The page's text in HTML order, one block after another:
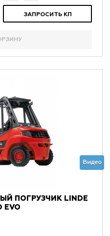
ЗАПРОСИТЬ КП
Видео
ПОГРУЗЧИК LINDE
EVO